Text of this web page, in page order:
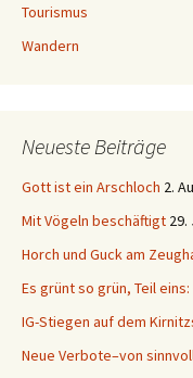
Tourismus
Wandern
Neueste Beiträge
Gott ist ein Arschloch 2.
Mit Vögeln beschäftigt 29.
Horch und Guck am
Es grünt so grün, Teil
IG-Stiegen auf dem
Neue Verbote–von